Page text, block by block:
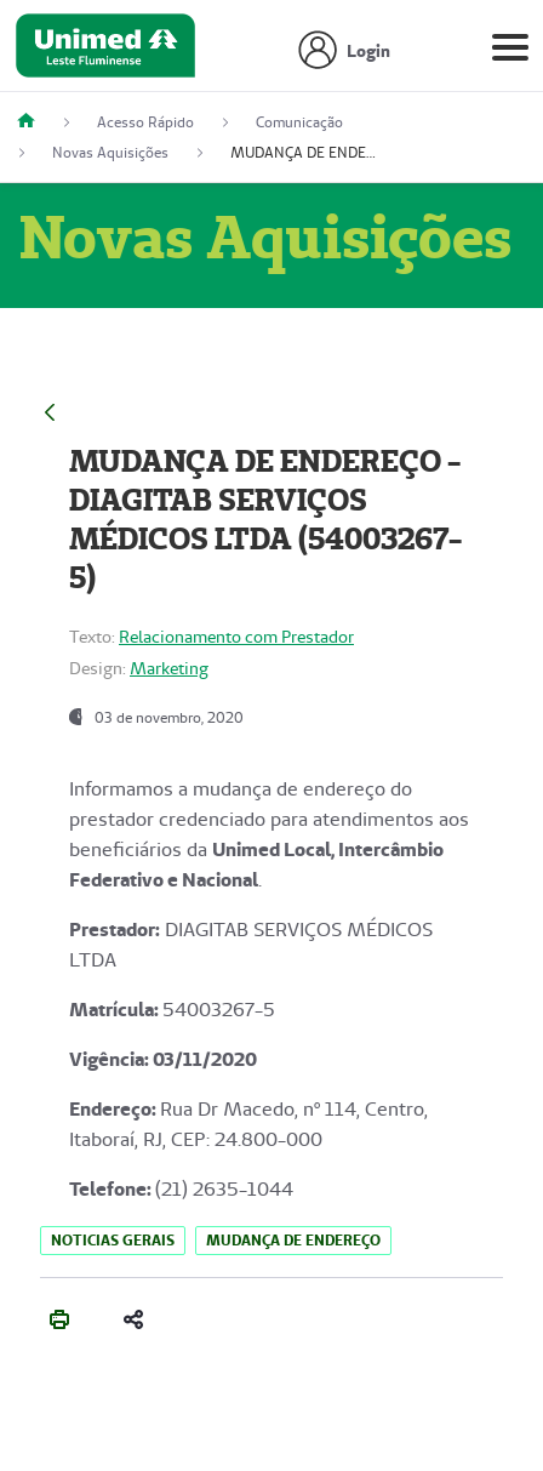
Login
Acesso Rápido
Comunicação
Novas Aquisições
MUDANÇA DE ENDEREÇO - DIAGITAB SERVIÇOS MÉDICOS LTDA (54003267-5)
Novas Aquisições
MUDANÇA DE ENDEREÇO -
DIAGITAB SERVIÇOS
MÉDICOS LTDA (54003267-
5)
Texto: Relacionamento com Prestador
Design: Marketing
03 de novembro, 2020
Informamos a mudança de endereço do
prestador credenciado para atendimentos aos
beneficiários da Unimed Local, Intercâmbio
Federativo e Nacional.
Prestador: DIAGITAB SERVIÇOS MÉDICOS
LTDA
Matrícula:54003267-5
Vigência: 03/11/2020
Endereço:Rua Dr Macedo, nº 114, Centro,
Itaboraí, RJ, CEP: 24.800-000
Telefone:(21) 2635-1044
NOTICIAS GERAIS MUDANÇA DE ENDEREÇO